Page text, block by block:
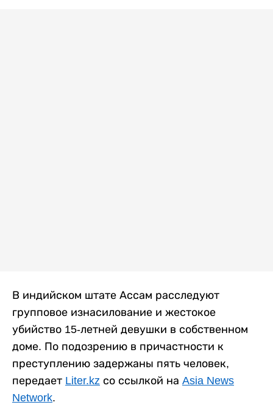
В индийском штате Ассам расследуют
групповое изнасилование и жестокое
убийство 15-летней девушки в собственном
доме. По подозрению в причастности к
преступлению задержаны пять человек,
передает Liter.kz со ссылкой на Asia News
Network.